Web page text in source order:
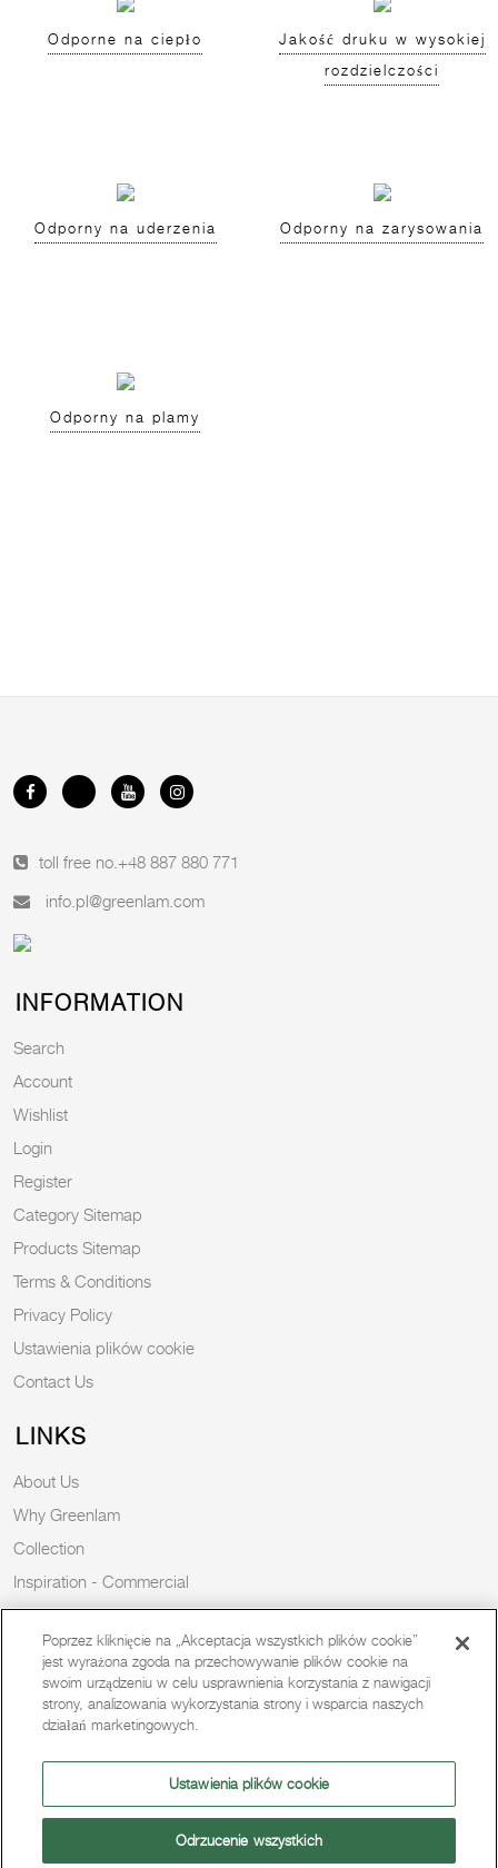
Odporne na ciepło
Jakość druku w wysokiej
rozdzielczości
Odporny na uderzenia Odporny na zarysowania
Odporny na plamy
toll free no. +48 887 880 771
info.pl@greenlam.com
INFORMATION
Search
Account
Wishlist
Login
Register
Category Sitemap
Products Sitemap
Terms & Conditions
Privacy Policy
Ustawienia plików cookie
Contact Us
LINKS
About Us
Why Greenlam
Collection
Inspiration - Commercial
Inspiration - Residential
Case Study
Trends
Resources
Poprzez kliknięcie na „Akceptacja wszystkich plików cookie”
jest wyrażona zgoda na przechowywanie plików cookie na
swoim urządzeniu w celu usprawnienia korzystania z nawigacji
strony, analizowania wykorzystania strony i wsparcia naszych
działań marketingowych.
Ustawienia plików cookie
Odrzucenie wszystkich